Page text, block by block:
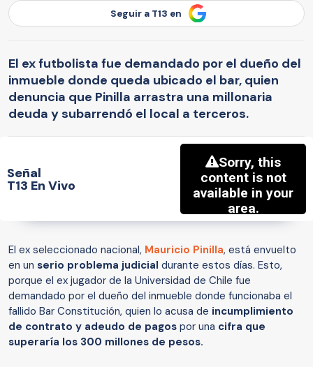
Seguir a T13 en
El ex futbolista fue demandado por el dueño del
inmueble donde queda ubicado el bar, quien
denuncia que Pinilla arrastra una millonaria
deuda y subarrendó el local a terceros.
Señal
T13 En Vivo
El ex seleccionado nacional, Mauricio Pinilla, está envuelto
en un serio problema judicial durante estos días. Esto,
porque el ex jugador de la Universidad de Chile fue
demandado por el dueño del inmueble donde funcionaba el
fallido Bar Constitución, quien lo acusa de incumplimiento
de contrato y adeudo de pagos por una cifra que
superaría los 300 millones de pesos.